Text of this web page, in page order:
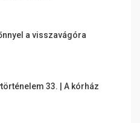
a visszavágóra
33. | A kórház